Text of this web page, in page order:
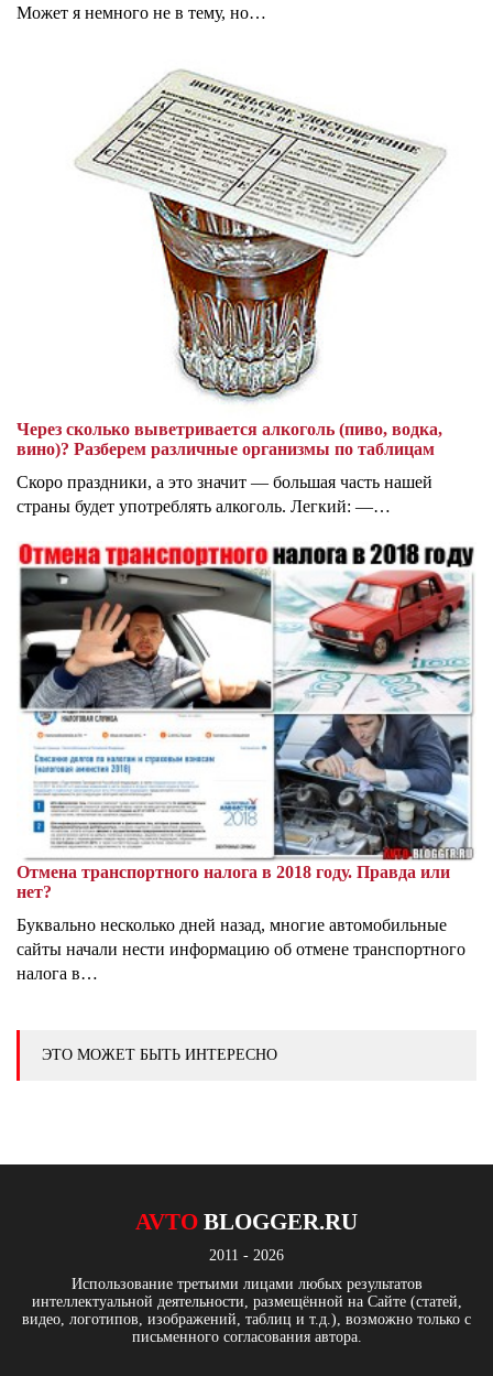
Может я немного не в тему, но…
Через сколько выветривается алкоголь (пиво, водка,
вино)? Разберем различные организмы по таблицам
Скоро праздники, а это значит — большая часть нашей
страны будет употреблять алкоголь. Легкий: —…
Отмена транспортного налога в 2018 году. Правда или
нет?
Буквально несколько дней назад, многие автомобильные
сайты начали нести информацию об отмене транспортного
налога в…
ЭТО МОЖЕТ БЫТЬ ИНТЕРЕСНО
AVTO BLOGGER.RU
2011 - 2026
Использование третьими лицами любых результатов
интеллектуальной деятельности, размещённой на Сайте (статей,
видео, логотипов, изображений, таблиц и т.д.), возможно только с
письменного согласования автора.